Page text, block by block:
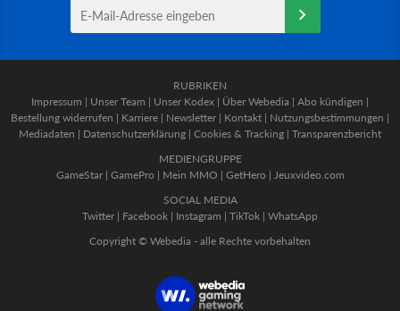
RUBRIKEN
Impressum | Unser Team | Unser Kodex | Über Webedia | Abo kündigen |
Bestellung widerrufen | Karriere | Newsletter | Kontakt | Nutzungsbestimmungen |
Mediadaten | Datenschutzerklärung | Cookies & Tracking | Transparenzbericht
MEDIENGRUPPE
GameStar| GamePro | Mein MMO | GetHero | Jeuxvideo.com
SOCIAL MEDIA
Twitter | Facebook | Instagram | TikTok | WhatsApp
Copyright © Webedia - alle Rechte vorbehalten